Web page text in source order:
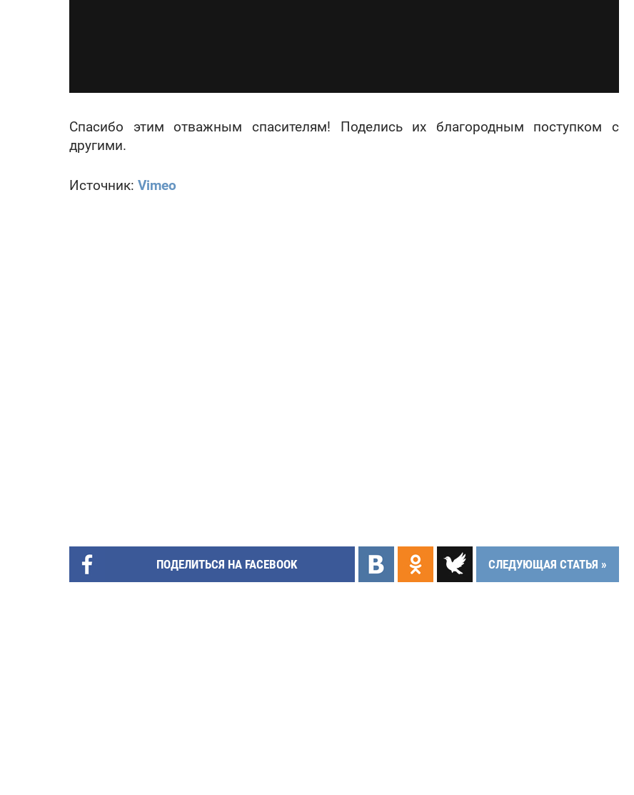
Спасибо этим отважным спасителям! Поделись их благородным поступком с
другими.
Источник: Vimeo
ПОДЕЛИТЬСЯ НА FACEBOOK СЛЕДУЮЩАЯ СТАТЬЯ »